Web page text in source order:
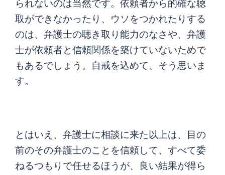
られないのは当然です。依頼者から的確な聴
取ができなかったり、ウソをつかれたりする
のは、弁護士の聴き取り能力のなさや、弁護
士が依頼者と信頼関係を築けていないためで
もあるでしょう。自戒を込めて、そう思いま
す。
とはいえ、弁護士に相談に来た以上は、目の
前のその弁護士のことを信頼して、すべて委
ねるつもりで任せるほうが、良い結果が得ら